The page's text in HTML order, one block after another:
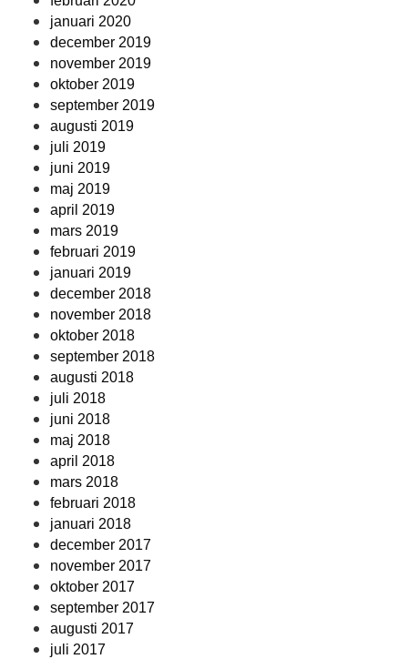
januari 2020
december 2019
november 2019
oktober 2019
september 2019
augusti 2019
juli 2019
juni 2019
maj 2019
april 2019
mars 2019
februari 2019
januari 2019
december 2018
november 2018
oktober 2018
september 2018
augusti 2018
juli 2018
juni 2018
maj 2018
april 2018
mars 2018
februari 2018
januari 2018
december 2017
november 2017
oktober 2017
september 2017
augusti 2017
juli 2017